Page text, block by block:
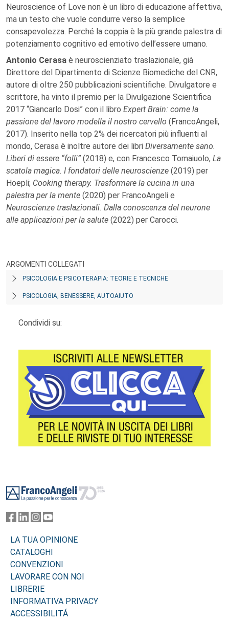
Neuroscience of Love non è un libro di educazione affettiva,
ma un testo che vuole condurre verso la semplice
consapevolezza. Perché la coppia è la più grande palestra di
potenziamento cognitivo ed emotivo dell’essere umano.
Antonio Cerasa è neuroscienziato traslazionale, già
Direttore del Dipartimento di Scienze Biomediche del CNR,
autore di oltre 250 pubblicazioni scientifiche. Divulgatore e
scrittore, ha vinto il premio per la Divulgazione Scientifica
2017 “Giancarlo Dosi” con il libro Expert Brain: come la
passione del lavoro modella il nostro cervello (FrancoAngeli,
2017). Inserito nella top 2% dei ricercatori più influenti al
mondo, Cerasa è inoltre autore dei libri Diversamente sano.
Liberi di essere “folli” (2018) e, con Francesco Tomaiuolo, La
scatola magica. I fondatori delle neuroscienze (2019) per
Hoepli; Cooking therapy. Trasformare la cucina in una
palestra per la mente (2020) per FrancoAngeli e
Neuroscienze traslazionali. Dalla conoscenza del neurone
alle applicazioni per la salute (2022) per Carocci.
ARGOMENTI COLLEGATI
PSICOLOGIA E PSICOTERAPIA: TEORIE E TECNICHE
PSICOLOGIA, BENESSERE, AUTOAIUTO
Condividi su:
LA TUA OPINIONE
CATALOGHI
CONVENZIONI
LAVORARE CON NOI
LIBRERIE
INFORMATIVA PRIVACY
ACCESSIBILITÁ